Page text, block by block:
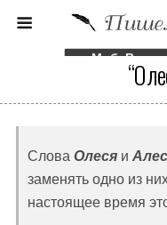
Моб.
Слова Олеся и
заменять одно из
настоящее время